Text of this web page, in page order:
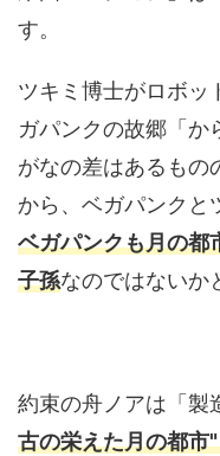
す。
ツキミ博士がロボッ
ガパンクの故郷「か
がなの差はあるもの
から、ベガパンクと
ベガパンクも月の都
子孫なのではないか
約束の舟ノアは「製
古の栄えた月の都市